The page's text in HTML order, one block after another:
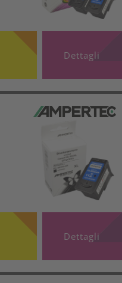
Dettagli
Dettagli